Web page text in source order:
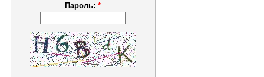
Пароль:*